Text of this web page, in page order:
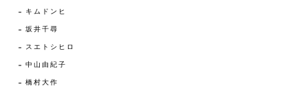
キムドンヒ
坂井千尋
スエトシヒロ
中山由紀子
橋村大作